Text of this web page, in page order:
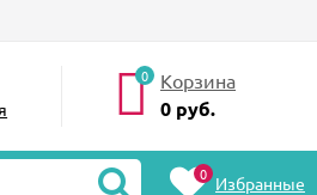
0 Корзина
0 руб.
0 Избранные